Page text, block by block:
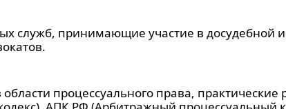
служб, принимающие участие в досудебной
процессуального права,